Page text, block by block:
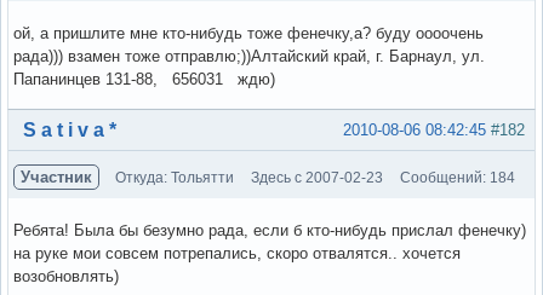
ой, а пришлите мне кто-нибудь тоже фенечку,а? буду оооочень
рада))) взамен тоже отправлю;))Алтайский край, г. Барнаул, ул.
Папанинцев 131-88, 656031 ждю)
Вне форума #182
2010-08-06 08:42:45
S a t i v a *
Участник Откуда: Тольятти Здесь с 2007-02-23 Сообщений: 184
Ребята! Была бы безумно рада, если б кто-нибудь прислал фенечку)
на руке мои совсем потрепались, скоро отвалятся.. хочется
возобновлять)